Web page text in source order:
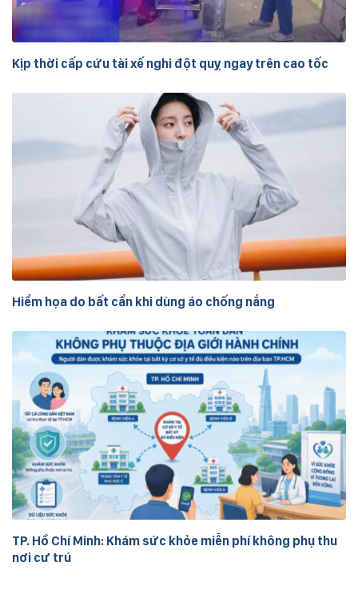
Kịp thời cấp cứu tài xế nghi đột quỵ ngay trên cao tốc
Hiểm họa do bất cẩn khi dùng áo chống nắng
TP. Hồ Chí Minh: Khám sức khỏe miễn phí không phụ thu
nơi cư trú